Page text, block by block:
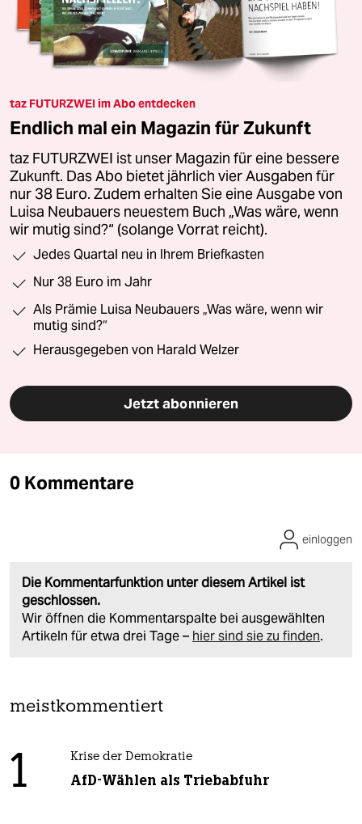
taz FUTURZWEI im Abo entdecken
Endlich mal ein Magazin für Zukunft
taz FUTURZWEI ist unser Magazin für eine bessere
Zukunft. Das Abo bietet jährlich vier Ausgaben für
nur 38 Euro. Zudem erhalten Sie eine Ausgabe von
Luisa Neubauers neuestem Buch „Was wäre, wenn
wir mutig sind?“ (solange Vorrat reicht).
Jedes Quartal neu in Ihrem Briefkasten
Nur 38 Euro im Jahr
Als Prämie Luisa Neubauers „Was wäre, wenn wir
mutig sind?“
Herausgegeben von Harald Welzer
Jetzt abonnieren
0 Kommentare
Die Kommentarfunktion unter diesem Artikel ist
geschlossen.
Wir öffnen die Kommentarspalte bei ausgewählten
Artikeln für etwa drei Tage – hier sind sie zu finden.
einloggen
meistkommentiert
1 Krise der Demokratie
AfD-Wählen als Triebabfuhr